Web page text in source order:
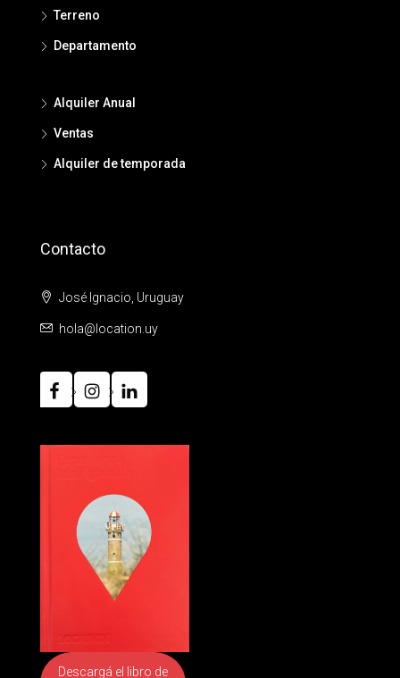
Terreno
Departamento
Alquiler Anual
Ventas
Alquiler de temporada
Contacto
José Ignacio, Uruguay
hola@location.uy
Descargá el libro de